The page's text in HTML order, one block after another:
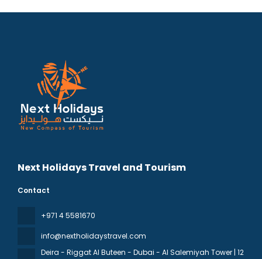
Next Holidays Travel and Tourism
Contact
+971 4 5581670
info@nextholidaystravel.com
Deira - Riggat Al Buteen - Dubai - Al Salemiyah Tower | 12